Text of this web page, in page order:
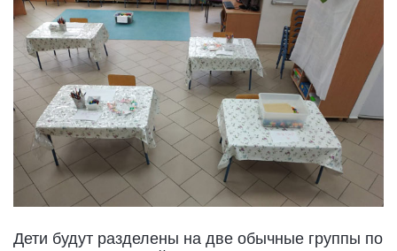
Дети будут разделены на две обычные группы по